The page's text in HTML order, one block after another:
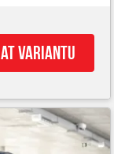
variantu